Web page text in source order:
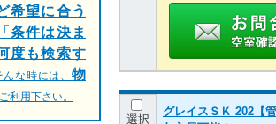
選択
グレイスＳＫ 202【
希望に合う
条件は決ま
度も検索す
んな時には、物
利用下さい。